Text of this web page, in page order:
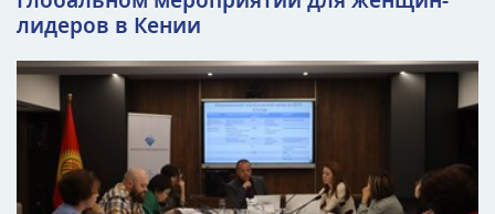
лидеров в Кении